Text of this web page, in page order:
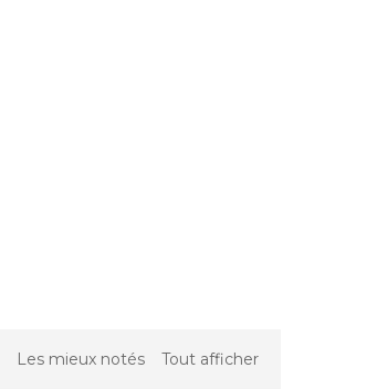
Les mieux notés Tout afficher